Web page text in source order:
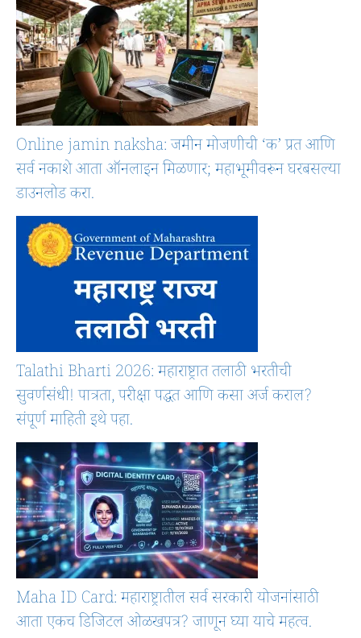
Online jamin naksha: जमीन मोजणीची ‘क’ प्रत आणि
सर्व नकाशे आता ऑनलाइन मिळणार; महाभूमीवरून घरबसल्या
डाउनलोड करा.
Talathi Bharti 2026: महाराष्ट्रात तलाठी भरतीची
सुवर्णसंधी! पात्रता, परीक्षा पद्धत आणि कसा अर्ज कराल?
संपूर्ण माहिती इथे पहा.
Maha ID Card: महाराष्ट्रातील सर्व सरकारी योजनांसाठी
आता एकच डिजिटल ओळखपत्र? जाणून घ्या याचे महत्व.